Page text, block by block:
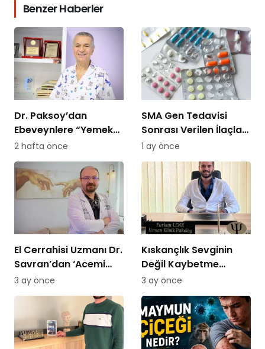
Benzer Haberler
Dr. Paksoy’dan
Ebeveynlere “Yemek
Savaşı” Uyarısı: “B
Planı Sunmayın,
Kararlı Olun”
2 hafta önce
SMA Gen Tedavisi
Sonrası Verilen İlaçları
SGK Ödemeyecek!
1 ay önce
El Cerrahisi Uzmanı Dr.
Savran’dan ‘Acemi
Kasap’ Uyarısı!
3 ay önce
Kıskançlık Sevginin
Değil Kaybetme
Korkusunun
Göstergesidir: Uzman
Psikolog Açıkladı
3 ay önce